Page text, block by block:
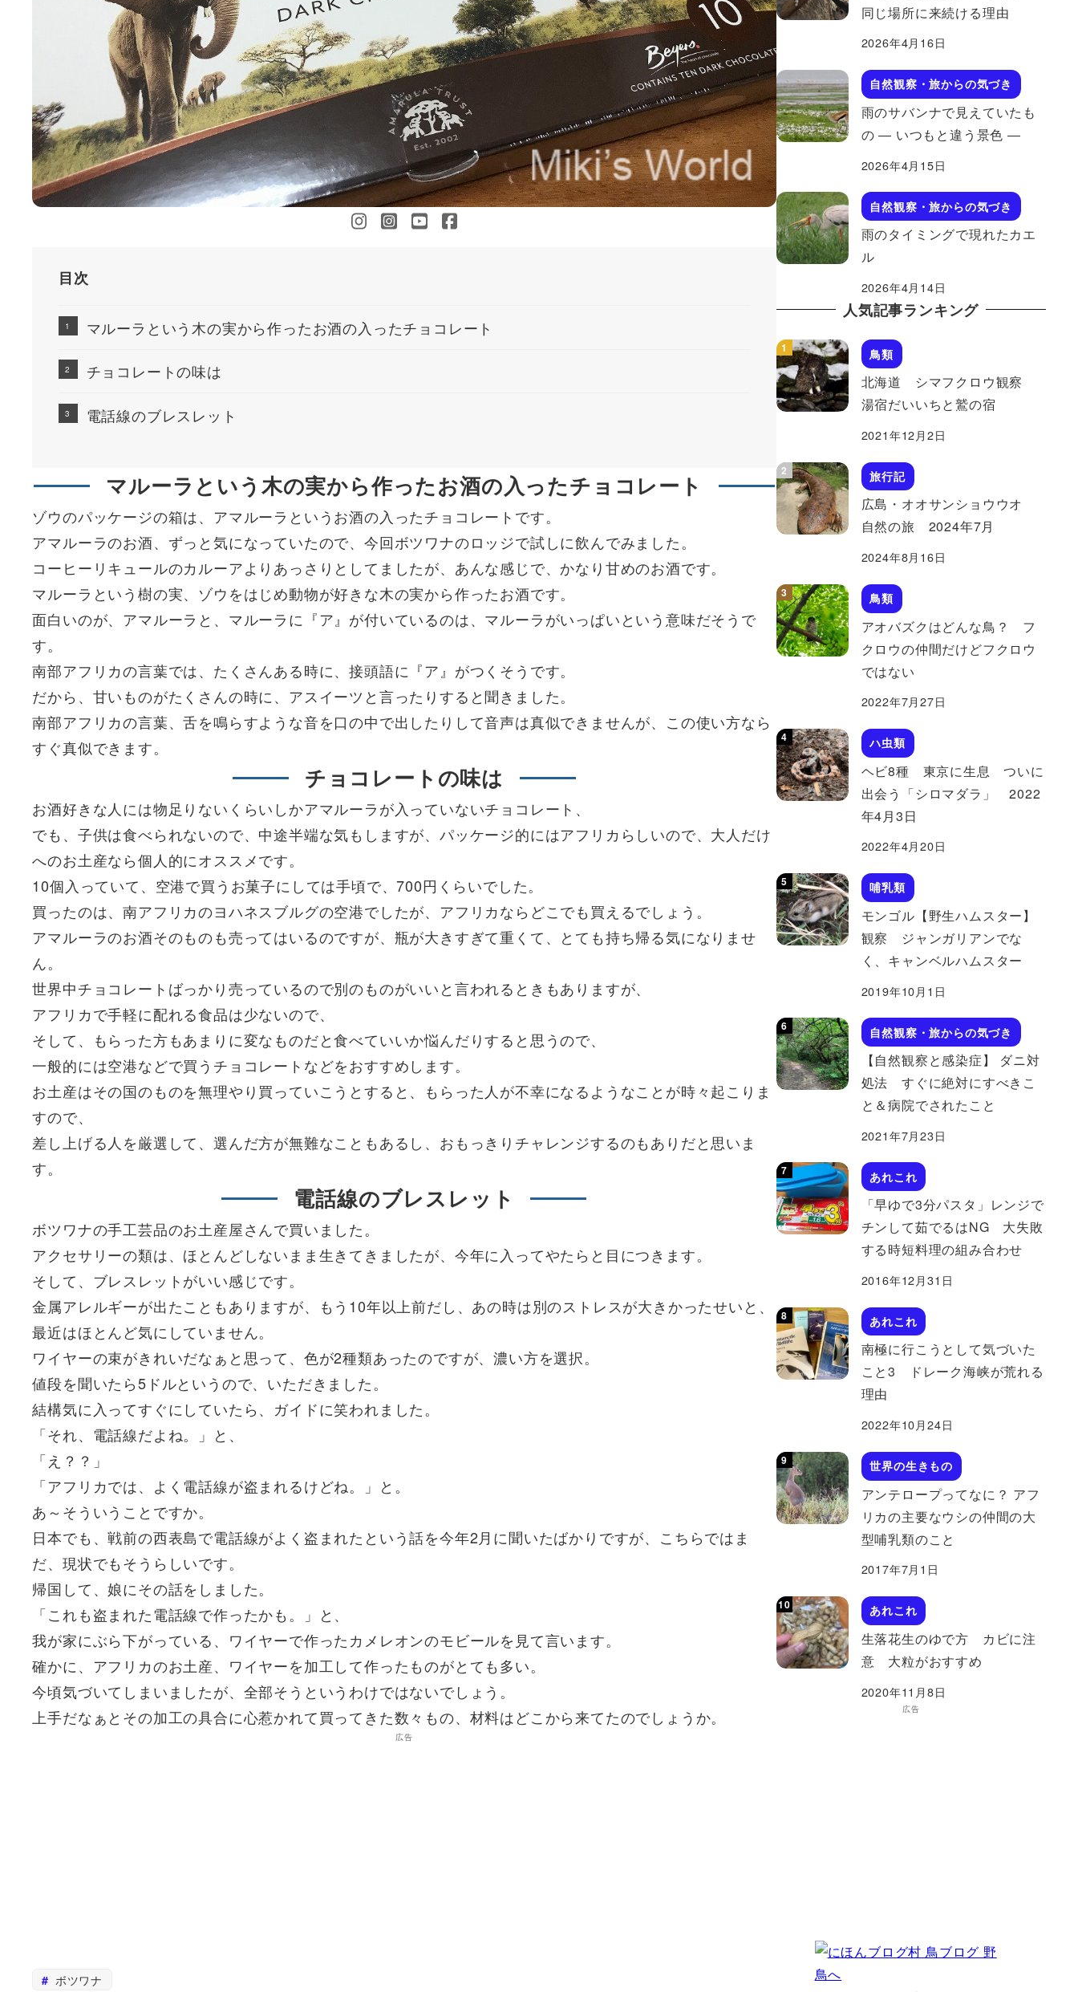
目次
マルーラという木の実から作ったお酒の入ったチョコレート
チョコレートの味は
電話線のブレスレット
マルーラという木の実から作ったお酒の入ったチョコレート
ゾウのパッケージの箱は、アマルーラというお酒の入ったチョコレートです。
アマルーラのお酒、ずっと気になっていたので、今回ボツワナのロッジで試しに飲んでみました。
コーヒーリキュールのカルーアよりあっさりとしてましたが、あんな感じで、かなり甘めのお酒です。
マルーラという樹の実、ゾウをはじめ動物が好きな木の実から作ったお酒です。
面白いのが、アマルーラと、マルーラに『ア』が付いているのは、マルーラがいっぱいという意味だそうで
す。
南部アフリカの言葉では、たくさんある時に、接頭語に『ア』がつくそうです。
だから、甘いものがたくさんの時に、アスイーツと言ったりすると聞きました。
南部アフリカの言葉、舌を鳴らすような音を口の中で出したりして音声は真似できませんが、この使い方なら
すぐ真似できます。
チョコレートの味は
お酒好きな人には物足りないくらいしかアマルーラが入っていないチョコレート、
でも、子供は食べられないので、中途半端な気もしますが、パッケージ的にはアフリカらしいので、大人だけ
へのお土産なら個人的にオススメです。
10個入っていて、空港で買うお菓子にしては手頃で、700円くらいでした。
買ったのは、南アフリカのヨハネスブルグの空港でしたが、アフリカならどこでも買えるでしょう。
アマルーラのお酒そのものも売ってはいるのですが、瓶が大きすぎて重くて、とても持ち帰る気になりませ
ん。
世界中チョコレートばっかり売っているので別のものがいいと言われるときもありますが、
アフリカで手軽に配れる食品は少ないので、
そして、もらった方もあまりに変なものだと食べていいか悩んだりすると思うので、
一般的には空港などで買うチョコレートなどをおすすめします。
お土産はその国のものを無理やり買っていこうとすると、もらった人が不幸になるようなことが時々起こりま
すので、
差し上げる人を厳選して、選んだ方が無難なこともあるし、おもっきりチャレンジするのもありだと思いま
す。
電話線のブレスレット
ボツワナの手工芸品のお土産屋さんで買いました。
アクセサリーの類は、ほとんどしないまま生きてきましたが、今年に入ってやたらと目につきます。
そして、ブレスレットがいい感じです。
金属アレルギーが出たこともありますが、もう10年以上前だし、あの時は別のストレスが大きかったせいと、
最近はほとんど気にしていません。
ワイヤーの束がきれいだなぁと思って、色が2種類あったのですが、濃い方を選択。
値段を聞いたら5ドルというので、いただきました。
結構気に入ってすぐにしていたら、ガイドに笑われました。
「それ、電話線だよね。」と、
「え？？」
「アフリカでは、よく電話線が盗まれるけどね。」と。
あ～そういうことですか。
日本でも、戦前の西表島で電話線がよく盗まれたという話を今年2月に聞いたばかりですが、こちらではま
だ、現状でもそうらしいです。
帰国して、娘にその話をしました。
「これも盗まれた電話線で作ったかも。」と、
我が家にぶら下がっている、ワイヤーで作ったカメレオンのモビールを見て言います。
確かに、アフリカのお土産、ワイヤーを加工して作ったものがとても多い。
今頃気づいてしまいましたが、全部そうというわけではないでしょう。
上手だなぁとその加工の具合に心惹かれて買ってきた数々もの、材料はどこから来てたのでしょうか。
広告
ボツワナ
同じ場所に来続ける理由
2026年4月16日
自然観察・旅からの気づき
雨のサバンナで見えていたも
の ― いつもと違う景色 ―
2026年4月15日
自然観察・旅からの気づき
雨のタイミングで現れたカエ
ル
2026年4月14日
人気記事ランキング
鳥類
北海道 シマフクロウ観察
湯宿だいいちと鷲の宿
2021年12月2日
旅行記
広島・オオサンショウウオ
自然の旅 2024年7月
2024年8月16日
鳥類
アオバズクはどんな鳥？ フ
クロウの仲間だけどフクロウ
ではない
2022年7月27日
ハ虫類
ヘビ8種 東京に生息 ついに
出会う「シロマダラ」 2022
年4月3日
2022年4月20日
哺乳類
モンゴル【野生ハムスター】
観察 ジャンガリアンでな
く、キャンベルハムスター
2019年10月1日
自然観察・旅からの気づき
【自然観察と感染症】 ダニ対
処法 すぐに絶対にすべきこ
と＆病院でされたこと
2021年7月23日
あれこれ
「早ゆで3分パスタ」レンジで
チンして茹でるはNG 大失敗
する時短料理の組み合わせ
2016年12月31日
あれこれ
南極に行こうとして気づいた
こと3 ドレーク海峡が荒れる
理由
2022年10月24日
世界の生きもの
アンテロープってなに？ アフ
リカの主要なウシの仲間の大
型哺乳類のこと
2017年7月1日
あれこれ
生落花生のゆで方 カビに注
意 大粒がおすすめ
2020年11月8日
広告